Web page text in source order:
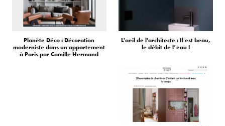
Planète Déco : Décoration
moderniste dans un appartement
à Paris par Camille Hermand
L'oeil de l'architecte : Il est beau,
le débit de l’eau !